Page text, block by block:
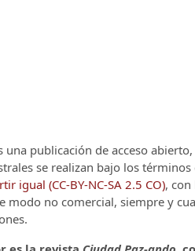
una publicación de acceso
se realizan bajo los términos
igual (CC-BY-NC-SA 2.5 CO),
modo no comercial, siempre y